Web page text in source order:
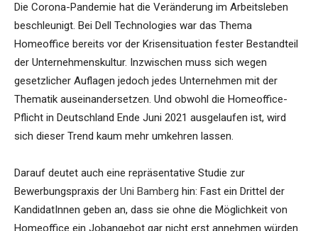
Die Corona-Pandemie hat die Veränderung im Arbeitsleben
beschleunigt. Bei Dell Technologies war das Thema
Homeoffice bereits vor der Krisensituation fester Bestandteil
der Unternehmenskultur. Inzwischen muss sich wegen
gesetzlicher Auflagen jedoch jedes Unternehmen mit der
Thematik auseinandersetzen. Und obwohl die Homeoffice-
Pflicht in Deutschland Ende Juni 2021 ausgelaufen ist, wird
sich dieser Trend kaum mehr umkehren lassen.
Darauf deutet auch eine repräsentative Studie zur
Bewerbungspraxis der Uni Bamberg hin: Fast ein Drittel der
KandidatInnen geben an, dass sie ohne die Möglichkeit von
Homeoffice ein Jobangebot gar nicht erst annehmen würden.